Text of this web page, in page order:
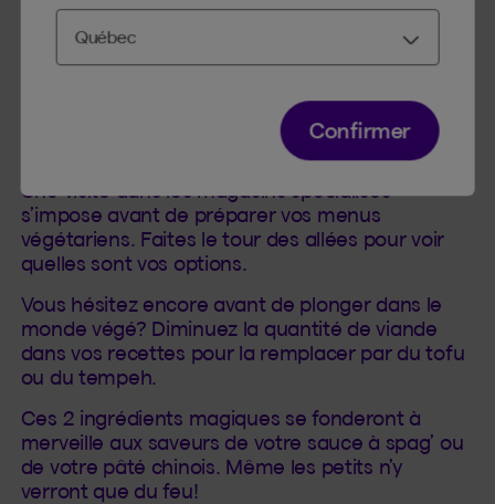
La cuisine végé à petites doses
Une visite dans les magasins spécialisés
s’impose avant de préparer vos menus
végétariens. Faites le tour des allées pour voir
quelles sont vos options.
Vous hésitez encore avant de plonger dans le
monde végé? Diminuez la quantité de viande
dans vos recettes pour la remplacer par du tofu
ou du tempeh.
Ces 2 ingrédients magiques se fonderont à
merveille aux saveurs de votre sauce à spag’ ou
de votre pâté chinois. Même les petits n’y
verront que du feu!
Confirmer